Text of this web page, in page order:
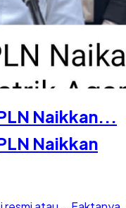
Naikkan...
Naikkan